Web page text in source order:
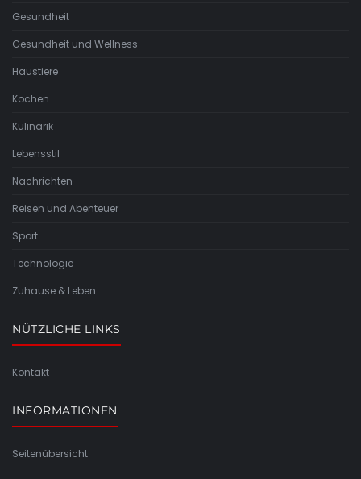
Gesundheit
Gesundheit und Wellness
Haustiere
Kochen
Kulinarik
Lebensstil
Nachrichten
Reisen und Abenteuer
Sport
Technologie
Zuhause & Leben
NÜTZLICHE LINKS
Kontakt
INFORMATIONEN
Seitenübersicht